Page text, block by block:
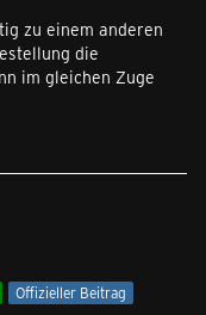
zu einem anderen
die
im gleichen Zuge
Offizieller Beitrag